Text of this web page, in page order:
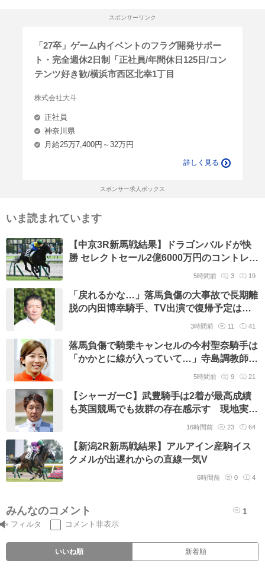
スポンサーリンク
「27卒」ゲーム内イベントのフラグ開発サポー
ト・完全週休2日制「正社員/年間休日125日/コン
テンツ好き歓/横浜市西区北幸1丁目
株式会社大斗
正社員
神奈川県
月給25万7,400円～32万円
詳しく見る
スポンサー求人ボックス
いま読まれています
【中京3R新馬戦結果】ドラゴンバルドが快
勝 セレクトセール2億6000万円のコントレイ
5時間前 3 19
「戻れるかな…」落馬負傷の大事故で長期離
脱の内田博幸騎手、TV出演で復帰予定は
3時間前 11 41
落馬負傷で騎乗キャンセルの今村聖奈騎手は
「かかとに線が入っていて…」寺島調教師が
現状を説明 本人は次週に復帰の意向
5時間前 9 21
【シャーガーC】武豊騎手は2着が最高成績
も英国競馬でも抜群の存在感示す 現地実況
16時間前 23 64
【新潟2R新馬戦結果】アルアイン産駒イス
クメルが出遅れからの直線一気V
6時間前 0 4
みんなのコメント 1
フィルタ コメント非表示
いいね順 新着順